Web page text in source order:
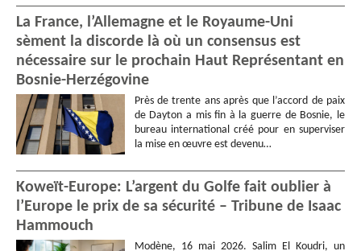
La France, l’Allemagne et le Royaume-Uni
sèment la discorde là où un consensus est
nécessaire sur le prochain Haut Représentant en
Bosnie-Herzégovine
Près de trente ans après que l’accord de paix
de Dayton a mis fin à la guerre de Bosnie, le
bureau international créé pour en superviser
la mise en œuvre est devenu…
Koweït-Europe: L’argent du Golfe fait oublier à
l’Europe le prix de sa sécurité – Tribune de Isaac
Hammouch
Modène, 16 mai 2026. Salim El Koudri, un